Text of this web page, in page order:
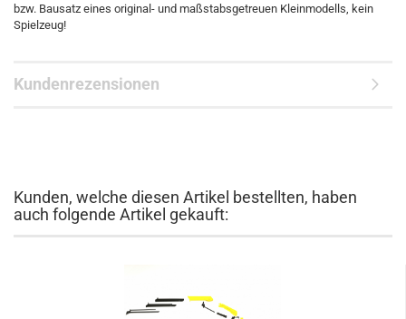
bzw. Bausatz eines original- und maßstabsgetreuen Kleinmodells, kein
Spielzeug!
Kundenrezensionen
Kunden, welche diesen Artikel bestellten, haben
auch folgende Artikel gekauft: